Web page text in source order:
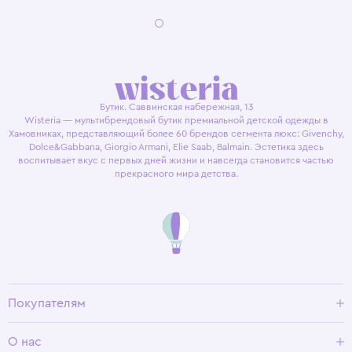
Бутик. Саввинская набережная, 13
Wisteria — мультибрендовый бутик премиальной детской одежды в
Хамовниках, представляющий более 60 брендов сегмента люкс: Givenchy,
Dolce&Gabbana, Giorgio Armani, Elie Saab, Balmain. Эстетика здесь
воспитывает вкус с первых дней жизни и навсегда становится частью
прекрасного мира детства.
Покупателям
Условия возврата
О нас